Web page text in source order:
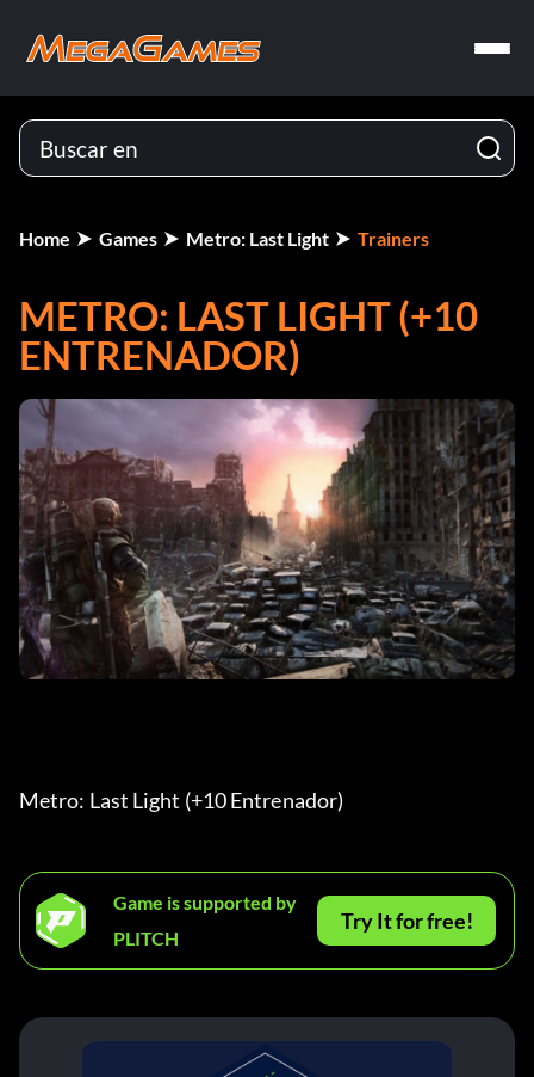
Home Games Metro: Last Light Trainers
METRO: LAST LIGHT (+10
ENTRENADOR)
Metro: Last Light (+10 Entrenador)
Game is supported by
PLITCH
Try It for free!